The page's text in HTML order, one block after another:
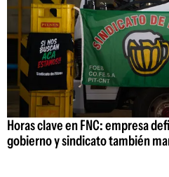
Horas clave en FNC: empresa
gobierno y sindicato también